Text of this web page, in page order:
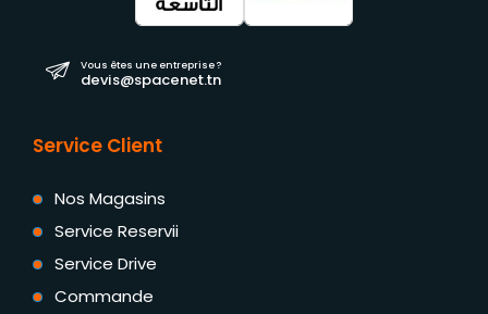
Vous êtes une entreprise ?
devis@spacenet.tn
Service Client
Nos Magasins
Service Reservii
Service Drive
Commande